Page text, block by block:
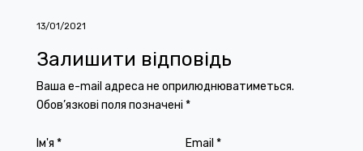
13/01/2021
Залишити відповідь
Ваша e-mail адреса не оприлюднюватиметься.
Обов’язкові поля позначені *
Ім'я * Email *